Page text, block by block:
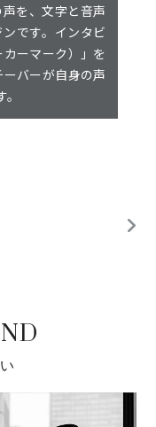
声を、文字と音声
です。インタビ
ーマーク）」を
バーが自身の声